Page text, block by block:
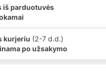
iš parduotuvės
kurjeriu (2-7 d.d.)
po užsakymo